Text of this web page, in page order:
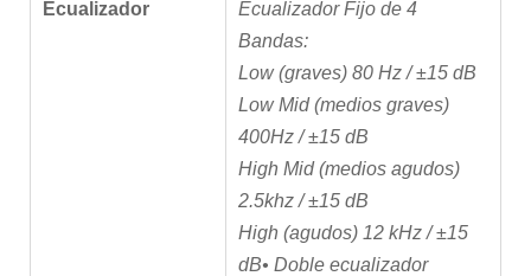
Ecualizador
Ecualizador Fijo de 4
Bandas:
Low (graves) 80 Hz / ±15 dB
Low Mid (medios graves)
400Hz / ±15 dB
High Mid (medios agudos)
2.5khz / ±15 dB
High (agudos) 12 kHz / ±15
dB• Doble ecualizador